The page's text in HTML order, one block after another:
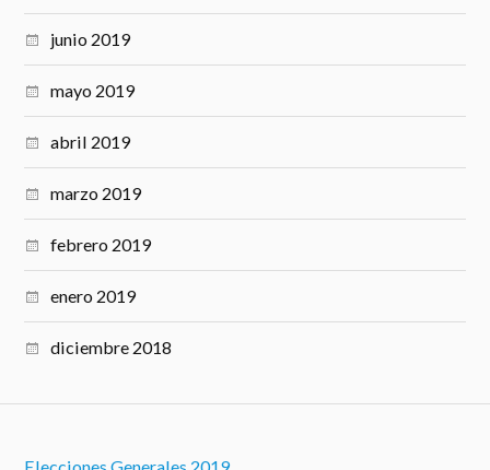
junio 2019
mayo 2019
abril 2019
marzo 2019
febrero 2019
enero 2019
diciembre 2018